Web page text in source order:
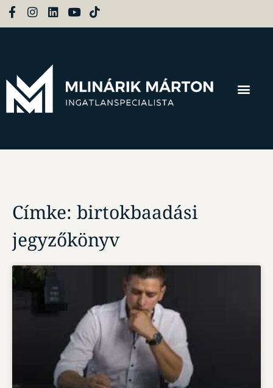
Címke: birtokbaadási
jegyzőkönyv